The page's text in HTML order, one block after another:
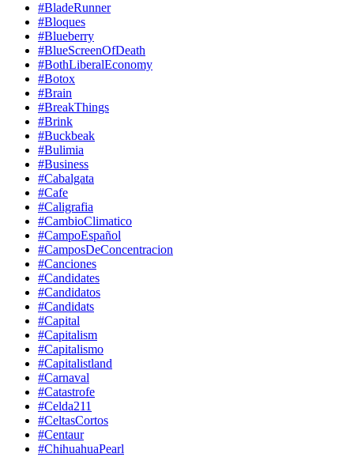
#BladeRunner
#Bloques
#Blueberry
#BlueScreenOfDeath
#BothLiberalEconomy
#Botox
#Brain
#BreakThings
#Brink
#Buckbeak
#Bulimia
#Business
#Cabalgata
#Cafe
#Caligrafia
#CambioClimatico
#CampoEspañol
#CamposDeConcentracion
#Canciones
#Candidates
#Candidatos
#Candidats
#Capital
#Capitalism
#Capitalismo
#Capitalistland
#Carnaval
#Catastrofe
#Celda211
#CeltasCortos
#Centaur
#ChihuahuaPearl